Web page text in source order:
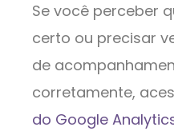
Se você perceber
certo ou precisar
de
corretamente,
do Google